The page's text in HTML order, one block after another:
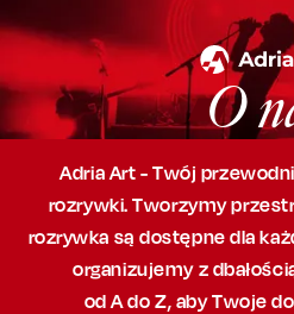
O
Adria Art - Twój
rozrywki. Tworzymy
rozrywka są dostępne dla
organizujemy z
od A do Z, abyTwoje